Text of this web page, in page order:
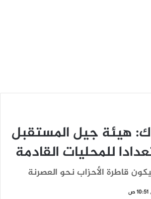
هيئة جيل المستقبل
للمحليات القادمة
قاطرة الأحزاب نحو العصرنة